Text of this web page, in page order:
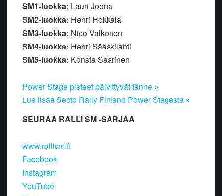
SM1-luokka: Lauri Joona
SM2-luokka: Henri Hokkala
SM3-luokka: Nico Valkonen
SM4-luokka: Henri Sääskilahti
SM5-luokka: Konsta Saarinen
Power Stage pisteet päivittyvät tänne »
Lue lisää Secto Rally Finland Power Stagesta »
SEURAA RALLI SM -SARJAA
www.rallism.fi
Facebook
Instagram
YouTube